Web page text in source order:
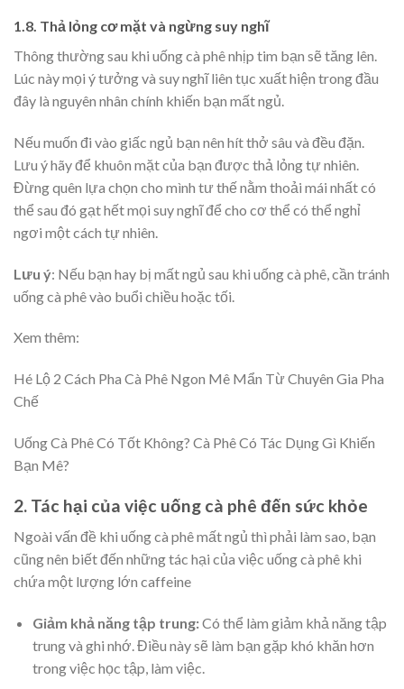
1.8. Thả lỏng cơ mặt và ngừng suy nghĩ
Thông thường sau khi uống cà phê nhịp tim bạn sẽ tăng lên.
Lúc này mọi ý tưởng và suy nghĩ liên tục xuất hiện trong đầu
đây là nguyên nhân chính khiến bạn mất ngủ.
Nếu muốn đi vào giấc ngủ bạn nên hít thở sâu và đều đặn.
Lưu ý hãy để khuôn mặt của bạn được thả lỏng tự nhiên.
Đừng quên lựa chọn cho mình tư thế nằm thoải mái nhất có
thể sau đó gạt hết mọi suy nghĩ để cho cơ thể có thể nghỉ
ngơi một cách tự nhiên.
Lưu ý: Nếu bạn hay bị mất ngủ sau khi uống cà phê, cần tránh
uống cà phê vào buổi chiều hoặc tối.
Xem thêm:
Hé Lộ 2 Cách Pha Cà Phê Ngon Mê Mẩn Từ Chuyên Gia Pha
Chế
Uống Cà Phê Có Tốt Không? Cà Phê Có Tác Dụng Gì Khiến
Bạn Mê?
2. Tác hại của việc uống cà phê đến sức khỏe
Ngoài vấn đề khi uống cà phê mất ngủ thì phải làm sao, bạn
cũng nên biết đến những tác hại của việc uống cà phê khi
chứa một lượng lớn caffeine
Giảm khả năng tập trung:Có thể làm giảm khả năng tập
trung và ghi nhớ. Điều này sẽ làm bạn gặp khó khăn hơn
trong việc học tập, làm việc.